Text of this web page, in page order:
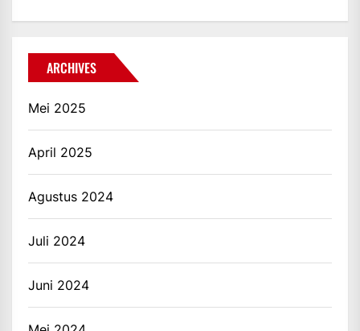
ARCHIVES
Mei 2025
April 2025
Agustus 2024
Juli 2024
Juni 2024